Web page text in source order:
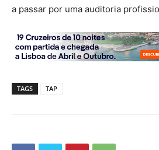
a passar por uma auditoria
TAGS TAP